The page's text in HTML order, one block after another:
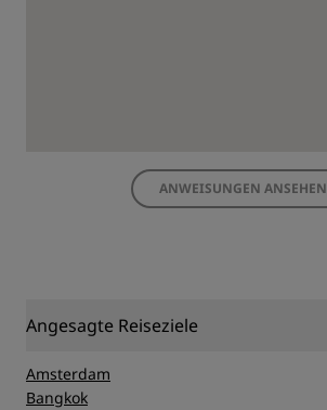
ANWEISUNGEN ANSEHEN
Angesagte Reiseziele
Amsterdam
Bangkok